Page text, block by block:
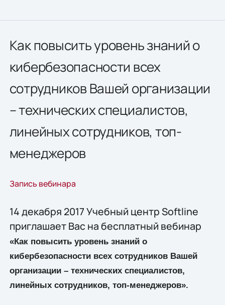
Как повысить уровень знаний о
кибербезопасности всех
сотрудников Вашей организации
– технических специалистов,
линейных сотрудников, топ-
менеджеров
Запись вебинара
14 декабря 2017 Учебный центр Softline
приглашает Вас на бесплатный вебинар
«Как повысить уровень знаний о
кибербезопасности всех сотрудников Вашей
организации – технических специалистов,
линейных сотрудников, топ-менеджеров».